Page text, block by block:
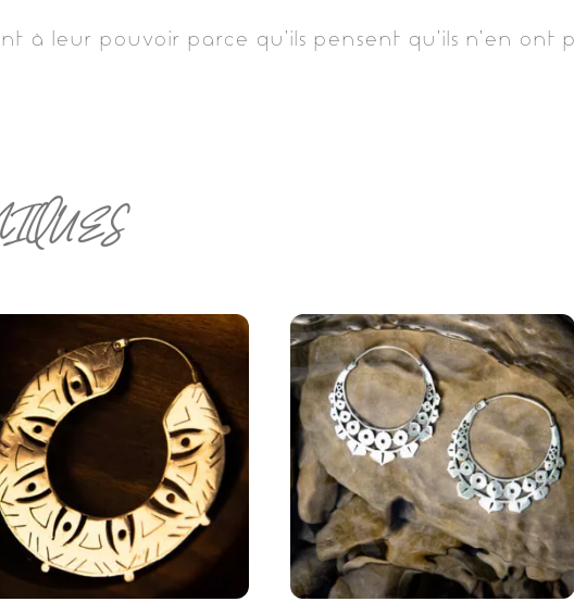
à leur pouvoir parce qu’ils pensent qu’ils n’en ont